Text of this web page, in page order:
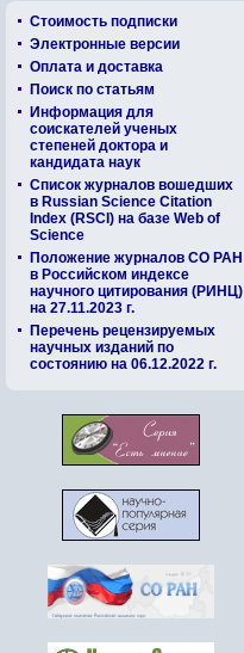
Стоимость подписки
Электронные версии
Оплата и доставка
Поиск по статьям
Информация для
соискателей ученых
степеней доктора и
кандидата наук
Список журналов вошедших
в Russian Science Citation
Index (RSCI) на базе Web of
Science
Положение журналов СО РАН
в Российском индексе
научного цитирования (РИНЦ)
на 27.11.2023 г.
Перечень рецензируемых
научных изданий по
состоянию на 06.12.2022 г.